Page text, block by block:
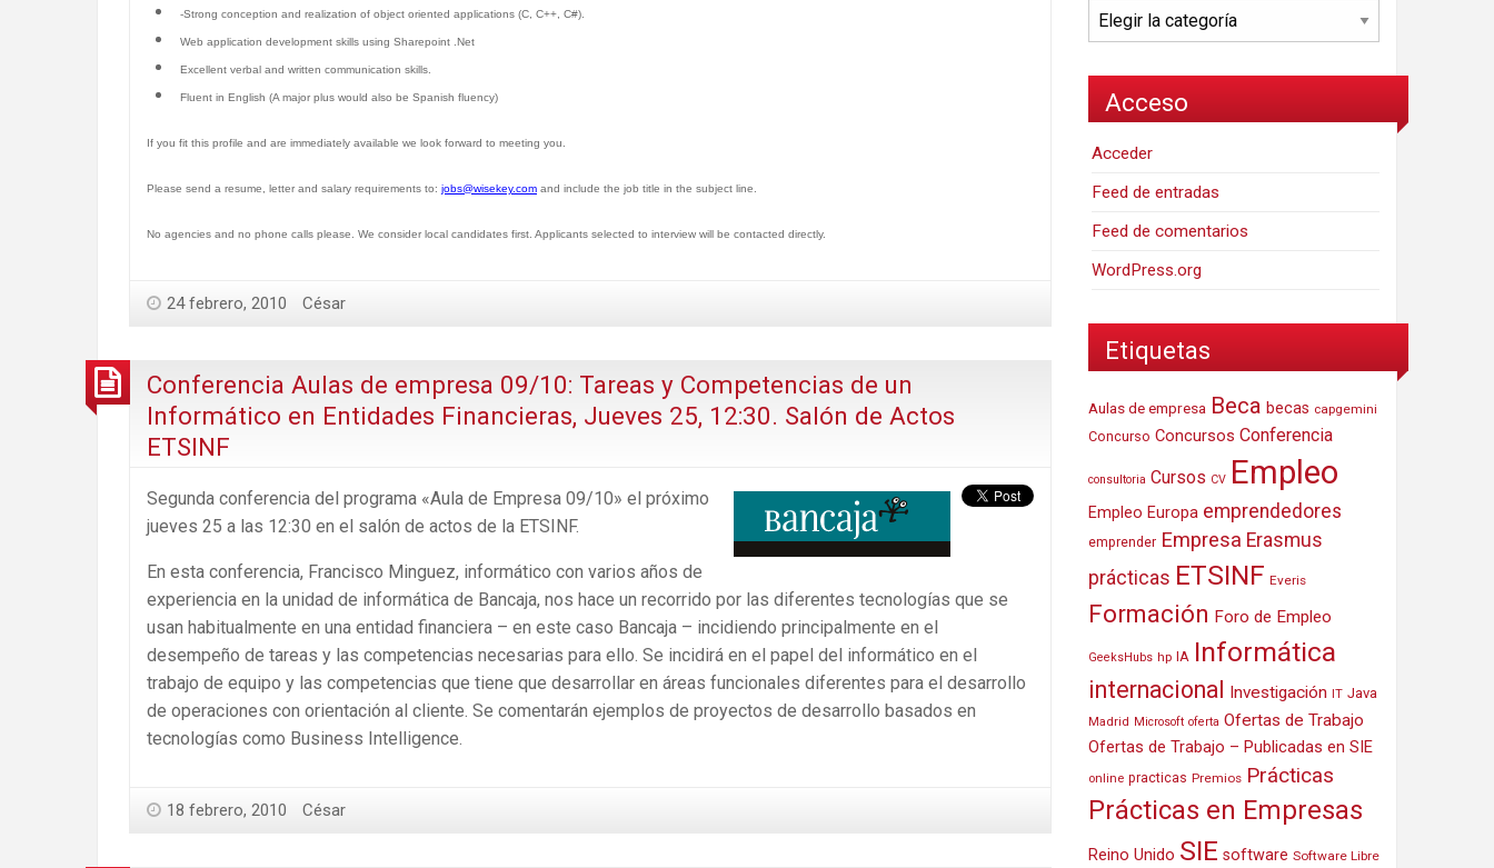
-Strong conception and realization of object oriented applications (C, C++, C#).
Web application development skills using Sharepoint .Net
Excellent verbal and written communication skills.
Fluent in English (A major plus would also be Spanish fluency)
If you fit this profile and are immediately available we look forward to meeting you.
Please send a resume, letter and salary requirements to: jobs@wisekey.com and include the job title in the subject line.
No agencies and no phone calls please. We consider local candidates first. Applicants selected to interview will be contacted directly.
24 febrero, 2010 César
Conferencia Aulas de empresa 09/10: Tareas y Competencias de un
Informático en Entidades Financieras, Jueves 25, 12:30. Salón de Actos
ETSINF
Segunda conferencia del programa «Aula de Empresa 09/10» el próximo
jueves 25 a las 12:30 en el salón de actos de la ETSINF.
En esta conferencia, Francisco Minguez, informático con varios años de
experiencia en la unidad de informática de Bancaja, nos hace un recorrido por las diferentes tecnologías que se
usan habitualmente en una entidad financiera – en este caso Bancaja – incidiendo principalmente en el
desempeño de tareas y las competencias necesarias para ello. Se incidirá en el papel del informático en el
trabajo de equipo y las competencias que tiene que desarrollar en áreas funcionales diferentes para el desarrollo
de operaciones con orientación al cliente. Se comentarán ejemplos de proyectos de desarrollo basados en
tecnologías como Business Intelligence.
18 febrero, 2010 César
Categorías
Acceso
Acceder
Feed de entradas
Feed de comentarios
WordPress.org
Etiquetas
Aulas de empresa Beca becas capgemini
Concurso Concursos Conferencia
consultoria Cursos CV Empleo
Empleo Europa emprendedores
emprender Empresa Erasmus
prácticas ETSINF Everis
Formación Foro de Empleo
GeeksHubs hp IA Informática
internacional Investigación IT Java
Madrid Microsoft oferta Ofertas de Trabajo
Ofertas de Trabajo – Publicadas en SIE
online practicas Premios Prácticas
Prácticas en Empresas
Reino Unido SIE software Software Libre